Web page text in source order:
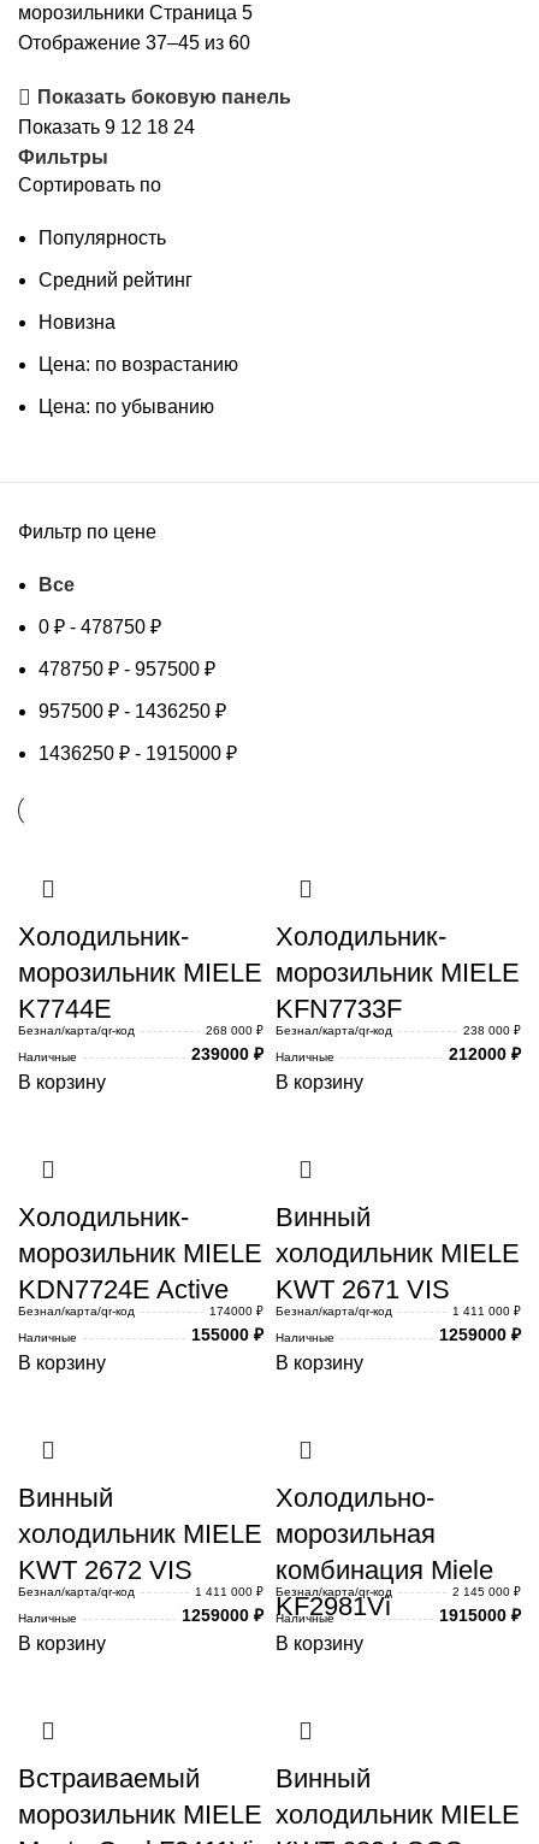
морозильники Страница 5
Отображение 37–45 из 60Сортировка:
рейтингу
Показать боковую панель
Показать 9 12 18 24
Фильтры
Сортировать по
Популярность
Средний рейтинг
Новизна
Цена: по возрастанию
Цена: по убыванию
Фильтр по цене
Все
0 ₽ - 478750 ₽
478750 ₽ - 957500 ₽
957500 ₽ - 1436250 ₽
1436250 ₽ - 1915000 ₽
Холодильник-
морозильник MIELE
K7744E
Безнал/карта/qr-код
268 000 ₽
Наличные
239000 ₽
В корзину
Холодильник-
морозильник MIELE
KFN7733F
Безнал/карта/qr-код
238 000 ₽
Наличные
212000 ₽
В корзину
Холодильник-
морозильник MIELE
KDN7724E Active
Безнал/карта/qr-код
174000 ₽
Наличные
155000 ₽
В корзину
Винный
холодильник MIELE
KWT 2671 VIS
Безнал/карта/qr-код
1 411 000 ₽
Наличные
1259000 ₽
В корзину
Винный
холодильник MIELE
KWT 2672 VIS
Безнал/карта/qr-код
1 411 000 ₽
Наличные
1259000 ₽
В корзину
Холодильно-
морозильная
комбинация Miele
KF2981Vi
Безнал/карта/qr-код
2 145 000 ₽
Наличные
1915000 ₽
В корзину
Встраиваемый
морозильник MIELE
Винный
холодильник MIELE